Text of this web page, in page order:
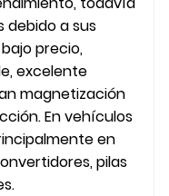
debido a sus
precio,
excelente
magnetización
En vehículos
en
pilas